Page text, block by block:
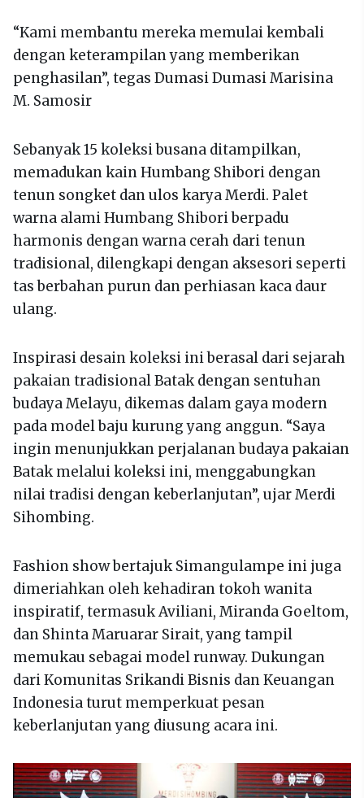
“Kami membantu mereka memulai kembali
dengan keterampilan yang memberikan
penghasilan”, tegas Dumasi Dumasi Marisina
M. Samosir
Sebanyak 15 koleksi busana ditampilkan,
memadukan kain Humbang Shibori dengan
tenun songket dan ulos karya Merdi. Palet
warna alami Humbang Shibori berpadu
harmonis dengan warna cerah dari tenun
tradisional, dilengkapi dengan aksesori seperti
tas berbahan purun dan perhiasan kaca daur
ulang.
Inspirasi desain koleksi ini berasal dari sejarah
pakaian tradisional Batak dengan sentuhan
budaya Melayu, dikemas dalam gaya modern
pada model baju kurung yang anggun. “Saya
ingin menunjukkan perjalanan budaya pakaian
Batak melalui koleksi ini, menggabungkan
nilai tradisi dengan keberlanjutan”, ujar Merdi
Sihombing.
Fashion show bertajuk Simangulampe ini juga
dimeriahkan oleh kehadiran tokoh wanita
inspiratif, termasuk Aviliani, Miranda Goeltom,
dan Shinta Maruarar Sirait, yang tampil
memukau sebagai model runway. Dukungan
dari Komunitas Srikandi Bisnis dan Keuangan
Indonesia turut memperkuat pesan
keberlanjutan yang diusung acara ini.